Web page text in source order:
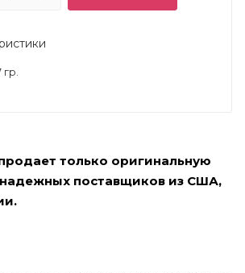
гр.
только оригинальную
поставщиков из США,